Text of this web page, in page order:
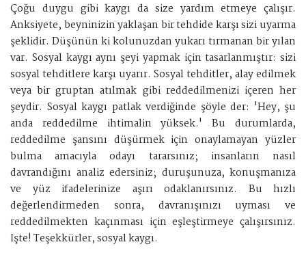
Çoğu duygu gibi kaygı da size yardım etmeye çalışır.
Anksiyete, beyninizin yaklaşan bir tehdide karşı sizi uyarma
şeklidir. Düşünün ki kolunuzdan yukarı tırmanan bir yılan
var. Sosyal kaygı aynı şeyi yapmak için tasarlanmıştır: sizi
sosyal tehditlere karşı uyarır. Sosyal tehditler, alay edilmek
veya bir gruptan atılmak gibi reddedilmenizi içeren her
şeydir. Sosyal kaygı patlak verdiğinde şöyle der: 'Hey, şu
anda reddedilme ihtimalin yüksek.' Bu durumlarda,
reddedilme şansını düşürmek için onaylamayan yüzler
bulma amacıyla odayı tararsınız; insanların nasıl
davrandığını analiz edersiniz; duruşunuza, konuşmanıza
ve yüz ifadelerinize aşırı odaklanırsınız. Bu hızlı
değerlendirmeden sonra, davranışınızı uyması ve
reddedilmekten kaçınması için eşleştirmeye çalışırsınız.
İşte! Teşekkürler, sosyal kaygı.